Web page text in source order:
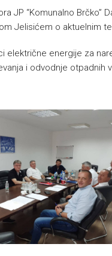
JP “Komunalno Brčko”
Jelisićem o aktuelnim
energije za
i odvodnje otpadnih